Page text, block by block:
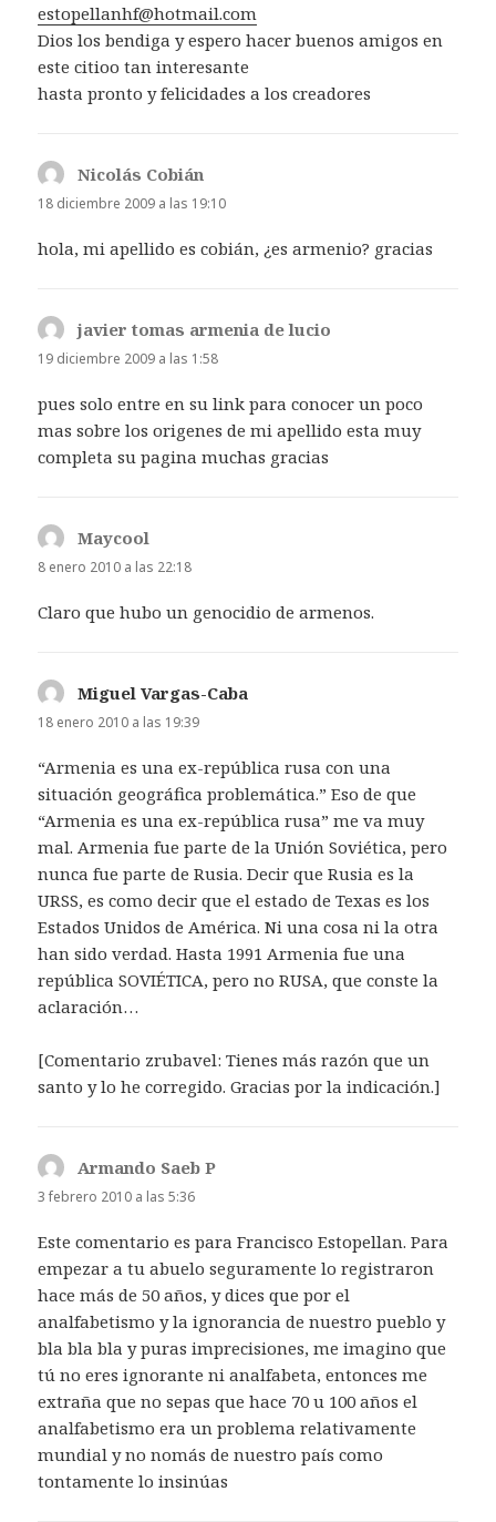
estopellanhf@hotmail.com
Dios los bendiga y espero hacer buenos amigos en
este citioo tan interesante
hasta pronto y felicidades a los creadores
Nicolás Cobián
18 diciembre 2009 a las 19:10
hola, mi apellido es cobián, ¿es armenio? gracias
javier tomas armenia de lucio
19 diciembre 2009 a las 1:58
pues solo entre en su link para conocer un poco
mas sobre los origenes de mi apellido esta muy
completa su pagina muchas gracias
Maycool
8 enero 2010 a las 22:18
Claro que hubo un genocidio de armenos.
Miguel Vargas-Caba
18 enero 2010 a las 19:39
“Armenia es una ex-república rusa con una
situación geográfica problemática.” Eso de que
“Armenia es una ex-república rusa” me va muy
mal. Armenia fue parte de la Unión Soviética, pero
nunca fue parte de Rusia. Decir que Rusia es la
URSS, es como decir que el estado de Texas es los
Estados Unidos de América. Ni una cosa ni la otra
han sido verdad. Hasta 1991 Armenia fue una
república SOVIÉTICA, pero no RUSA, que conste la
aclaración…
[Comentario zrubavel: Tienes más razón que un
santo y lo he corregido. Gracias por la indicación.]
Armando Saeb P
3 febrero 2010 a las 5:36
Este comentario es para Francisco Estopellan. Para
empezar a tu abuelo seguramente lo registraron
hace más de 50 años, y dices que por el
analfabetismo y la ignorancia de nuestro pueblo y
bla bla bla y puras imprecisiones, me imagino que
tú no eres ignorante ni analfabeta, entonces me
extraña que no sepas que hace 70 u 100 años el
analfabetismo era un problema relativamente
mundial y no nomás de nuestro país como
tontamente lo insinúas